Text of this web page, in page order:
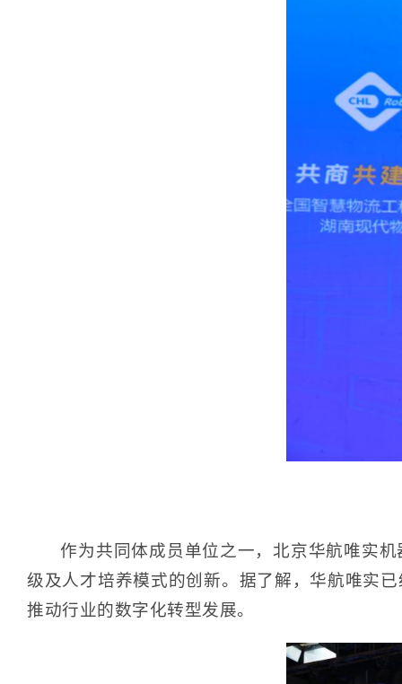
作为共同体成员单位之一，北京华航唯实
级及人才培养模式的创新。据了解，华航唯实
推动行业的数字化转型发展。